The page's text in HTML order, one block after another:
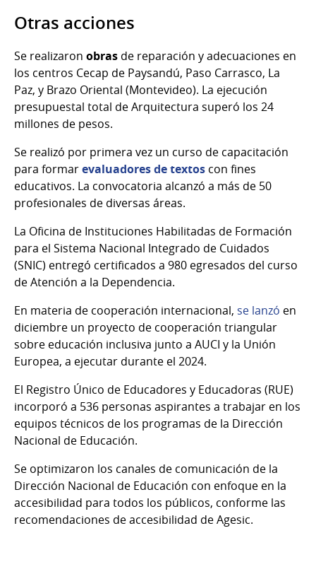
Otras acciones
Se realizaron obras de reparación y adecuaciones en
los centros Cecap de Paysandú, Paso Carrasco, La
Paz, y Brazo Oriental (Montevideo). La ejecución
presupuestal total de Arquitectura superó los 24
millones de pesos.
Se realizó por primera vez un curso de capacitación
para formarevaluadores de textos con fines
educativos. La convocatoria alcanzó a más de 50
profesionales de diversas áreas.
La Oficina de Instituciones Habilitadas de Formación
para el Sistema Nacional Integrado de Cuidados
(SNIC) entregó certificados a 980 egresados del curso
de Atención a la Dependencia.
En materia de cooperación internacional, se lanzó en
diciembre un proyecto de cooperación triangular
sobre educación inclusiva junto a AUCI y la Unión
Europea, a ejecutar durante el 2024.
El Registro Único de Educadores y Educadoras (RUE)
incorporó a 536 personas aspirantes a trabajar en los
equipos técnicos de los programas de la Dirección
Nacional de Educación.
Se optimizaron los canales de comunicación de la
Dirección Nacional de Educación con enfoque en la
accesibilidad para todos los públicos, conforme las
recomendaciones de accesibilidad de Agesic.